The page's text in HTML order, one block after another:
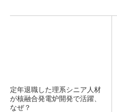
定年退職した理系シニア人材
が核融合発電炉開発で活躍、
なぜ？